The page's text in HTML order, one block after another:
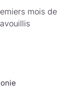
mois de